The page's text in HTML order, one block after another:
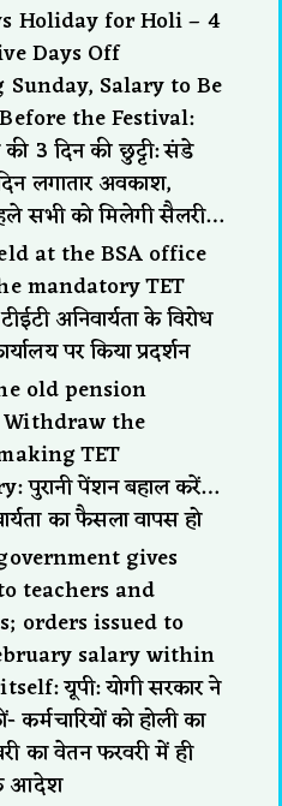
Holiday for Holi – 4
Days Off
Salary to Be
the Festival:
3 दिन की छुट्टी: संडे
लगातार अवकाश,
सभी को मिलेगी सैलरी…
at the BSA office
mandatory TET
अनिवार्यता के विरोध
पर किया प्रदर्शन
old pension
the
TET
पुरानी पेंशन बहाल करें…
का फैसला वापस हो
gives
teachers and
orders issued to
salary within
यूपी: योगी सरकार ने
कर्मचारियों को होली का
का वेतन फरवरी में ही
आदेश